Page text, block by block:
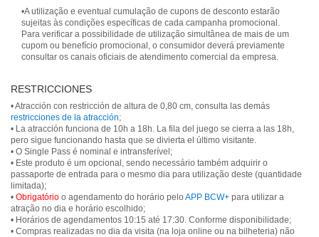
•A utilização e eventual cumulação de cupons de desconto estarão
sujeitas às condições específicas de cada campanha promocional.
Para verificar a possibilidade de utilização simultânea de mais de um
cupom ou benefício promocional, o consumidor deverá previamente
consultar os canais oficiais de atendimento comercial da empresa.
RESTRICCIONES
• Atracción con restricción de altura de 0,80 cm, consulta las demás
restricciones de la atracción;
• La atracción funciona de 10h a 18h. La fila del juego se cierra a las 18h,
pero sigue funcionando hasta que se divierta el último visitante.
• O Single Pass é nominal e intransferível;
• Este produto é um opcional, sendo necessário também adquirir o
passaporte de entrada para o mesmo dia para utilização deste (quantidade
limitada);
• Obrigatório o agendamento do horário pelo APP BCW+ para utilizar a
atração no dia e horário escolhido;
• Horários de agendamentos 10:15 até 17:30. Conforme disponibilidade;
• Compras realizadas no dia da visita (na loja online ou na bilheteria) não